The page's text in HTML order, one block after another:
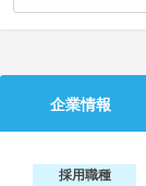
企業情報
採用職種